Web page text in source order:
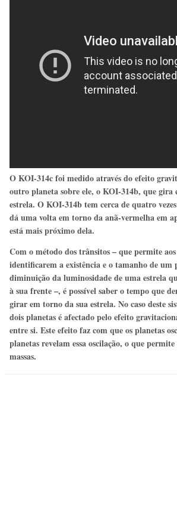
O KOI-314c foi medido através do efeito
outro planeta sobre ele, o KOI-314b, que gira
estrela. O KOI-314b tem cerca de quatro
dá uma volta em torno da anã-vermelha em
está mais próximo dela.
Com o método dos trânsitos – que permite
identificarem a existência e o tamanho de um
diminuição da luminosidade de uma estrela
à sua frente –, é possível saber o tempo que
girar em torno da sua estrela. No caso deste
dois planetas é afectado pelo efeito
entre si. Este efeito faz com que os planetas
planetas revelam essa oscilação, o que
massas.